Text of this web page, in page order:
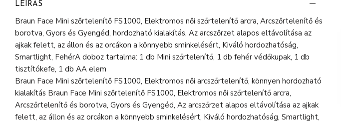
LEÍRÁS
Braun Face Mini szőrtelenítő FS1000, Elektromos női szőrtelenítő arcra, Arcszőrtelenítő és
borotva, Gyors és Gyengéd, hordozható kialakítás, Az arcszőrzet alapos eltávolítása az
ajkak felett, az állon és az orcákon a könnyebb sminkelésért, Kiváló hordozhatóság,
Smartlight, FehérA doboz tartalma: 1 db Mini szőrtelenítő, 1 db fehér védőkupak, 1 db
tisztítókefe, 1 db AA elem
Braun Face Mini szőrtelenítő FS1000, Elektromos női arcszőrtelenítő, könnyen hordozható
kialakítás Braun Face Mini szőrtelenítő FS1000, Elektromos női szőrtelenítő arcra,
Arcszőrtelenítő és borotva, Gyors és Gyengéd, Az arcszőrzet alapos eltávolítása az ajkak
felett, az állon és az orcákon a könnyebb sminkelésért, Kiváló hordozhatóság, Smartlight,